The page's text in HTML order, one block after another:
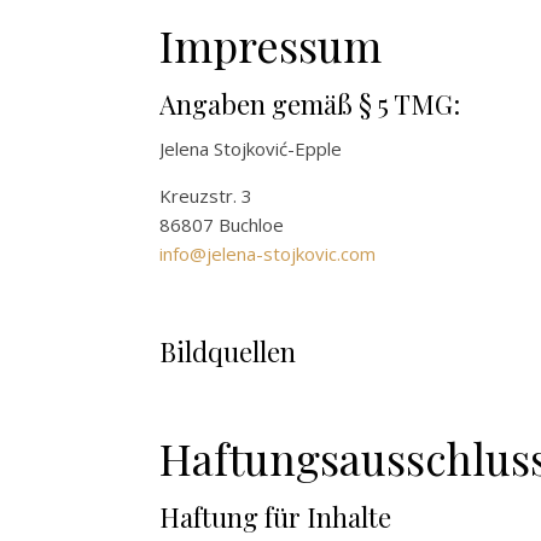
Impressum
Angaben gemäß § 5 TMG:
Jelena Stojković-Epple
Kreuzstr. 3
86807 Buchloe
info@jelena-stojkovic.com
Bildquellen
Haftung für Inhalte